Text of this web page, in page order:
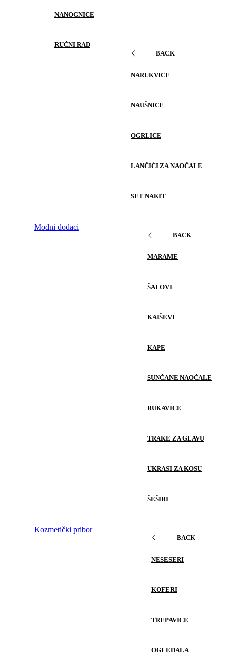
NANOGNICE
RUČNI RAD
BACK
NARUKVICE
NAUŠNICE
OGRLICE
LANČIĆI ZA NAOČALE
SET NAKIT
Modni dodaci
BACK
MARAME
ŠALOVI
KAIŠEVI
KAPE
SUNČANE NAOČALE
RUKAVICE
TRAKE ZA GLAVU
UKRASI ZA KOSU
ŠEŠIRI
Kozmetički pribor
BACK
NESESERI
KOFERI
TREPAVICE
OGLEDALA